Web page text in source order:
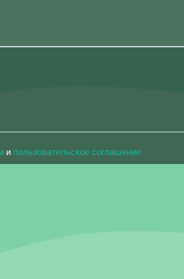
и пользовательское соглашение